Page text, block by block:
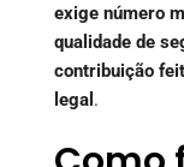
exige número
qualidade de
contribuição
legal .